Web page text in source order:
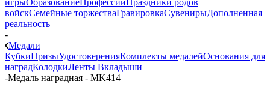
войскСемейные торжестваГравировкаСувенирыДополненная
реальность
-
Медали
КубкиПризыУдостоверенияКомплекты медалейОснования для
наградКолодкиЛенты Вкладыши
-Медаль наградная - MK414